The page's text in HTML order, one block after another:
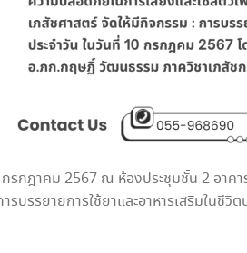
รกฎาคม 2567 ณ ห้องประชุมชั้น 2 อาค
รบรรยายการใช้ยาและอาหารเสริมในชีวิต